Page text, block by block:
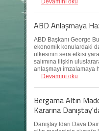
Devamını oku
ABD Anlaşmaya
ABD Başkanı George
ekonomik konulardaki
ülkesinin sera etkisi
salımına ilişkin
anlaşmayı imzalamaya
Devamını oku
Bergama Altın
Kararına
Danıştay İdari Dava